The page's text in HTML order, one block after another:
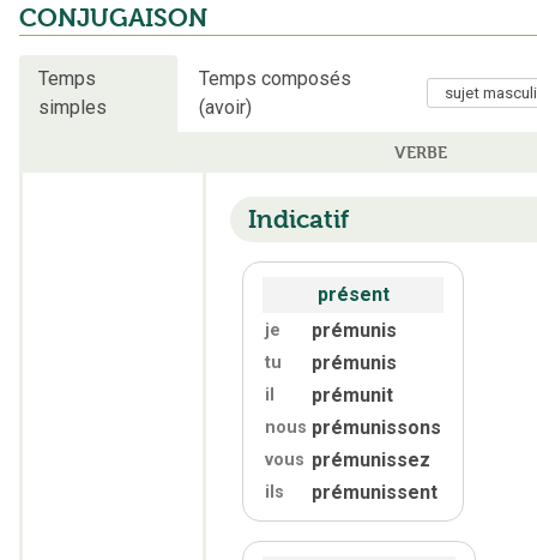
CONJUGAISON
Temps
simples
Temps composés
(avoir)
VERBE
Indicatif
présent
je prémunis
tu prémunis
il prémunit
nous prémunissons
vous prémunissez
ils prémunissent